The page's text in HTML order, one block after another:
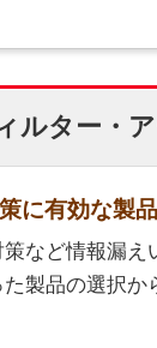
ルター・
に有効な製
など情報漏
製品の選択